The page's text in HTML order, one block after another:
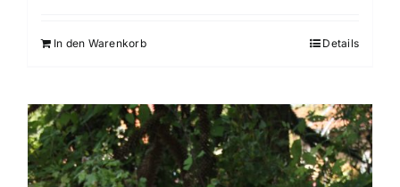
In den Warenkorb Details